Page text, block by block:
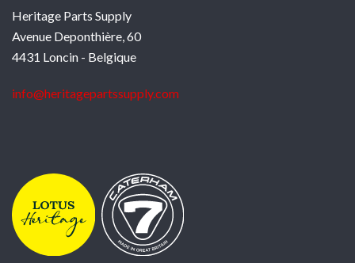
Heritage Parts Supply
Avenue Deponthière, 60
4431 Loncin - Belgique
info@heritagepartssupply.com